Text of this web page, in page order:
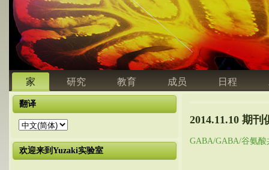
家 研究 教育 成员 日程
翻译
欢迎来到Yuzaki实验室
2014.11.10 期
GABA/GABA/谷氨酸